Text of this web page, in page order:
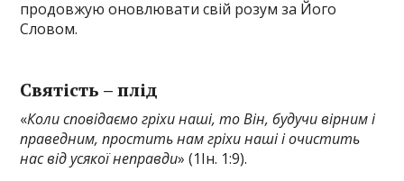
продовжую оновлювати свій розум за Його
Словом.
Святість – плід
«Коли сповідаємо гріхи наші, то Він, будучи вірним і
праведним, простить нам гріхи наші і очистить
нас від усякої неправди» (1Ін. 1:9).